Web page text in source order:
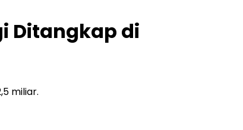
Ditangkap di
miliar.